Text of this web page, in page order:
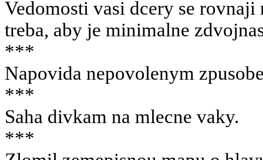
Vedomosti vasi dcery se
treba, aby je minimalne
***
Napovida nepovolenym
***
Saha divkam na mlecne vaky.
***